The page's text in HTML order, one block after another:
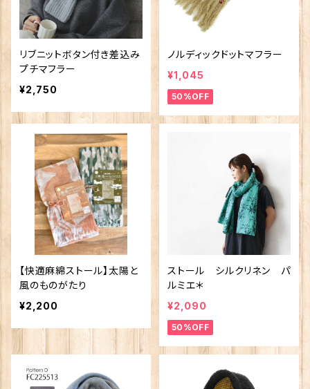
リブニットボタン付き差込み
プチマフラー
¥2,750
ノルディックドットマフラー
¥1,045
50%OFF
【快適麻綿ストール】太陽と
風のものがたり
¥2,200
ストール シルクリネン パ
ルミエ＊
¥2,090
50%OFF